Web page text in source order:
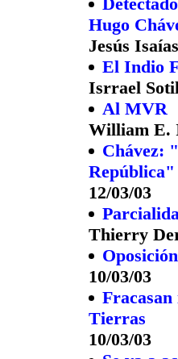
Hugo
Jesús
El Indio
Isrrael
Al MVR
William E.
Chávez:
República"
12/03/03
Thierry
10/03/03
Tierras
10/03/03